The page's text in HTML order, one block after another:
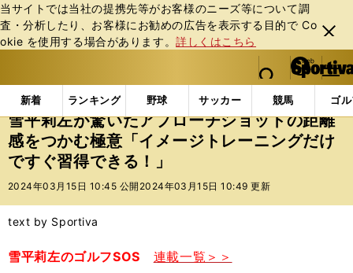
当サイトでは当社の提携先等がお客様のニーズ等について調
査・分析したり、お客様にお勧めの広告を表⽰する⽬的で Co
okie を使⽤する場合があります。詳しくはこちら
閉じ
る
web Sportiva (webスポルティーバ)
検索
マイペ
ー
ジ
メニュ
新着 ランキング 野球 サッカー 競馬 ゴ
b
ス
ポ
ル
テ
ー
バ
Doスポーツの記事一覧 ゴルフレッスン 雪平莉左が
雪平莉左が驚いたアプローチショットの距離
感をつかむ極意「イメージトレーニングだけ
ですぐ習得できる！」
2024年03月15日 10:45 公開 2024年03月15日 10:49 更新
text by Sportiva
雪平莉左のゴルフSOS 連載一覧＞＞